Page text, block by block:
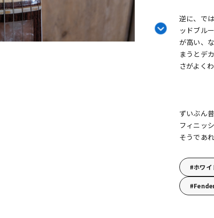
逆に、で
ッドブル
が高い、
まうとデ
さがよく
ずいぶん
フィニッ
そうであ
ホワイ